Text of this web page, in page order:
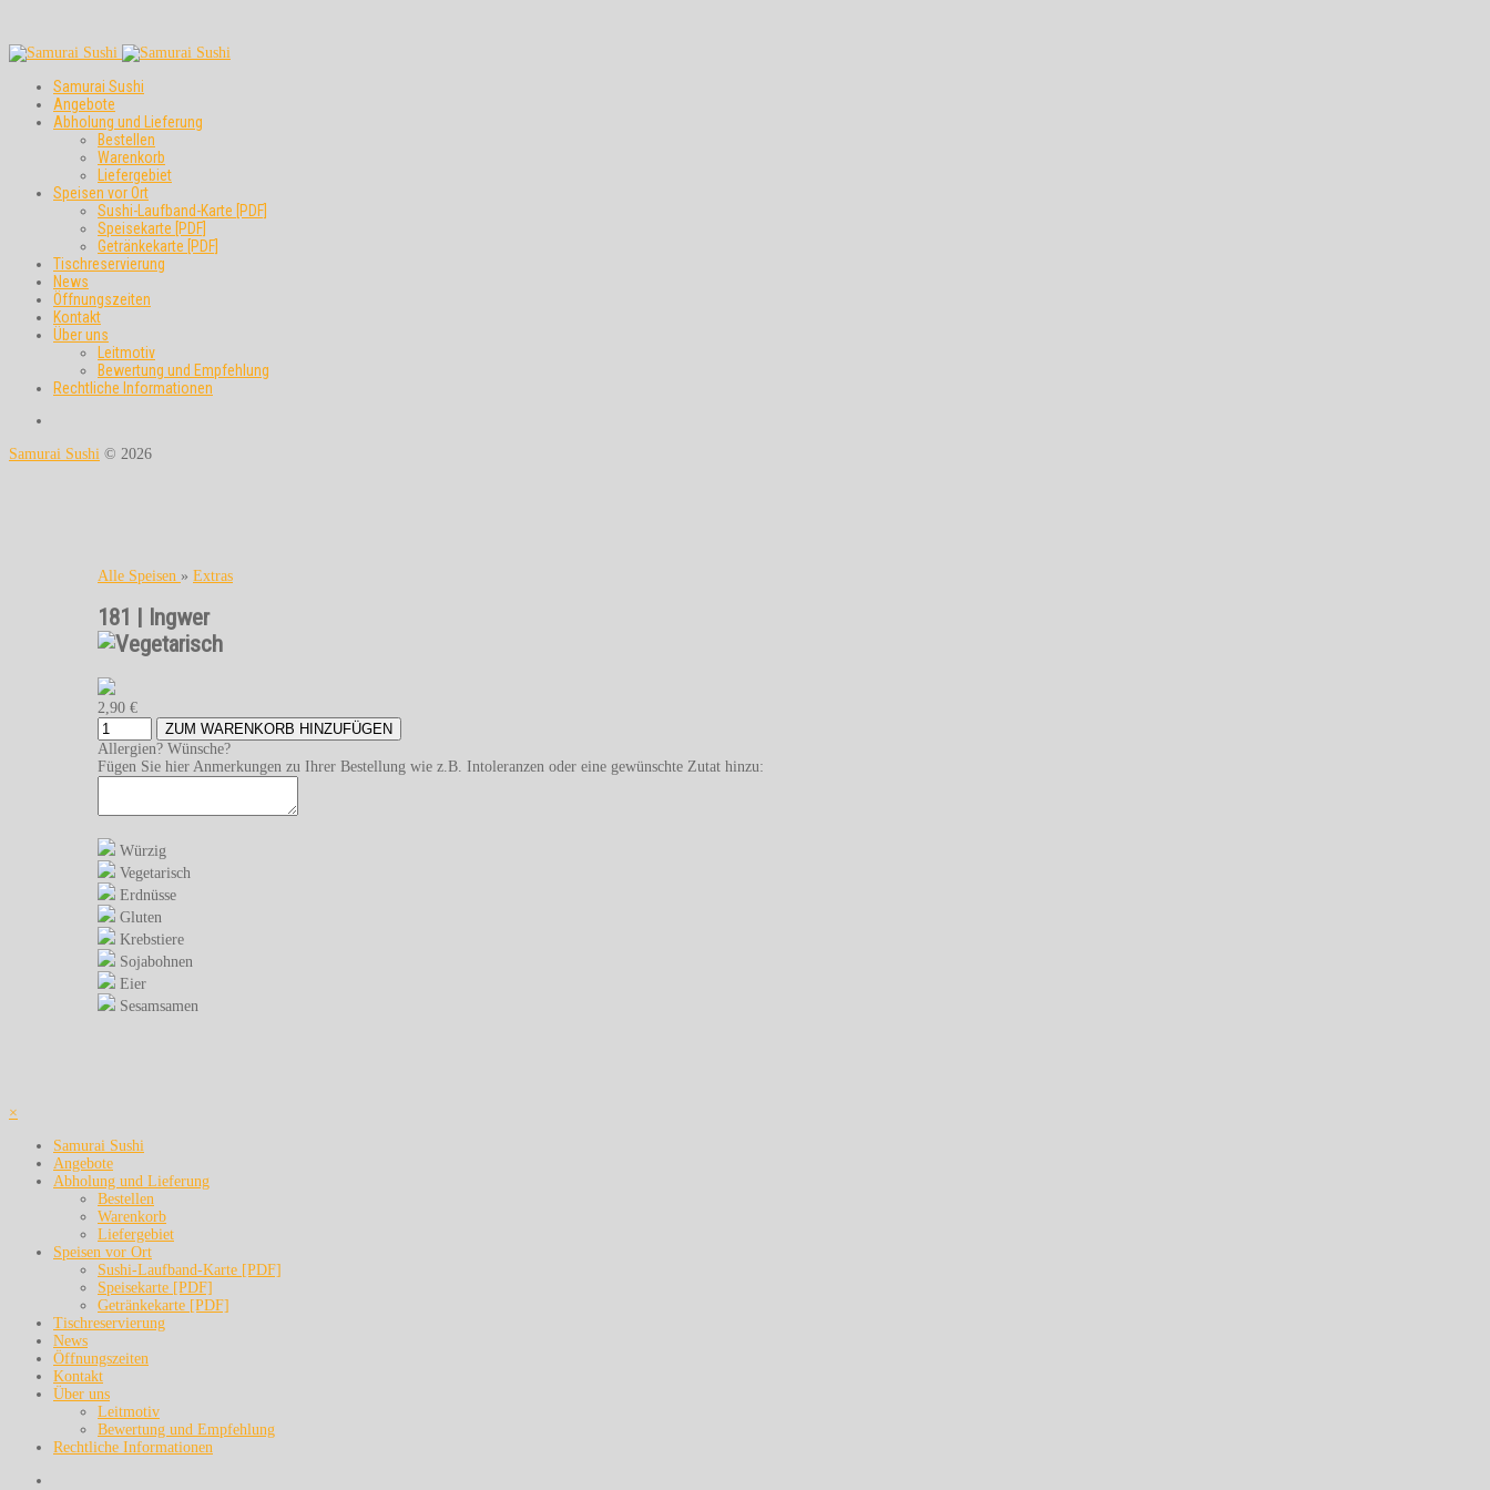
Samurai Sushi
Angebote
Abholung und Lieferung
Bestellen
Warenkorb
Liefergebiet
Speisen vor Ort
Sushi-Laufband-Karte [PDF]
Speisekarte [PDF]
Getränkekarte [PDF]
Tischreservierung
News
Öffnungszeiten
Kontakt
Über uns
Leitmotiv
Bewertung und Empfehlung
Rechtliche Informationen
Samurai Sushi © 2026
Alle Speisen » Extras
181 | Ingwer
2,90 €
ZUM WARENKORB HINZUFÜGEN
Allergien? Wünsche?
Fügen Sie hier Anmerkungen zu Ihrer Bestellung wie z.B. Intoleranzen oder eine gewünschte Zutat hinzu:
Würzig
Vegetarisch
Erdnüsse
Gluten
Krebstiere
Sojabohnen
Eier
Sesamsamen
×
Samurai Sushi
Angebote
Abholung und Lieferung
Bestellen
Warenkorb
Liefergebiet
Speisen vor Ort
Sushi-Laufband-Karte [PDF]
Speisekarte [PDF]
Getränkekarte [PDF]
Tischreservierung
News
Öffnungszeiten
Kontakt
Über uns
Leitmotiv
Bewertung und Empfehlung
Rechtliche Informationen